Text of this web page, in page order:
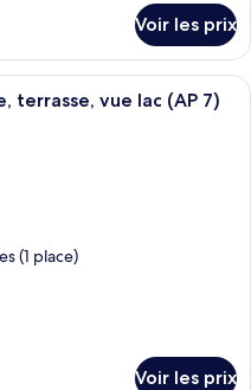
Voir les prix
chambre d’hôtel avec un lit, un
terrasse, vue lac (AP 7)
(1 place)
Voir les prix